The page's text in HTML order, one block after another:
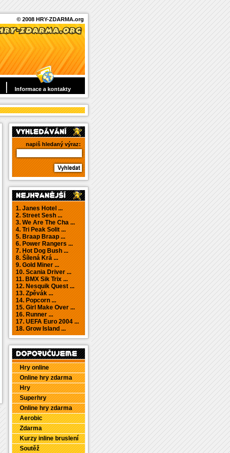
© 2008 HRY-ZDARMA.org
Informace a kontakty
napiš hledaný výraz:
1. Janes Hotel ...
2. Street Sesh ...
3. We Are The Cha ...
4. Tri Peak Solit ...
5. Braap Braap ...
6. Power Rangers ...
7. Hot Dog Bush ...
8. Šílená Krá ...
9. Gold Miner ...
10. Scania Driver ...
11. BMX Sik Trix ...
12. Nesquik Quest ...
13. Zpěvák ...
14. Popcorn ...
15. Girl Make Over ...
16. Runner ...
17. UEFA Euro 2004 ...
18. Grow Island ...
Hry online
Online hry zdarma
Hry
Superhry
Online hry zdarma
Aerobic
Zdarma
Kurzy inline bruslení
Soutěž